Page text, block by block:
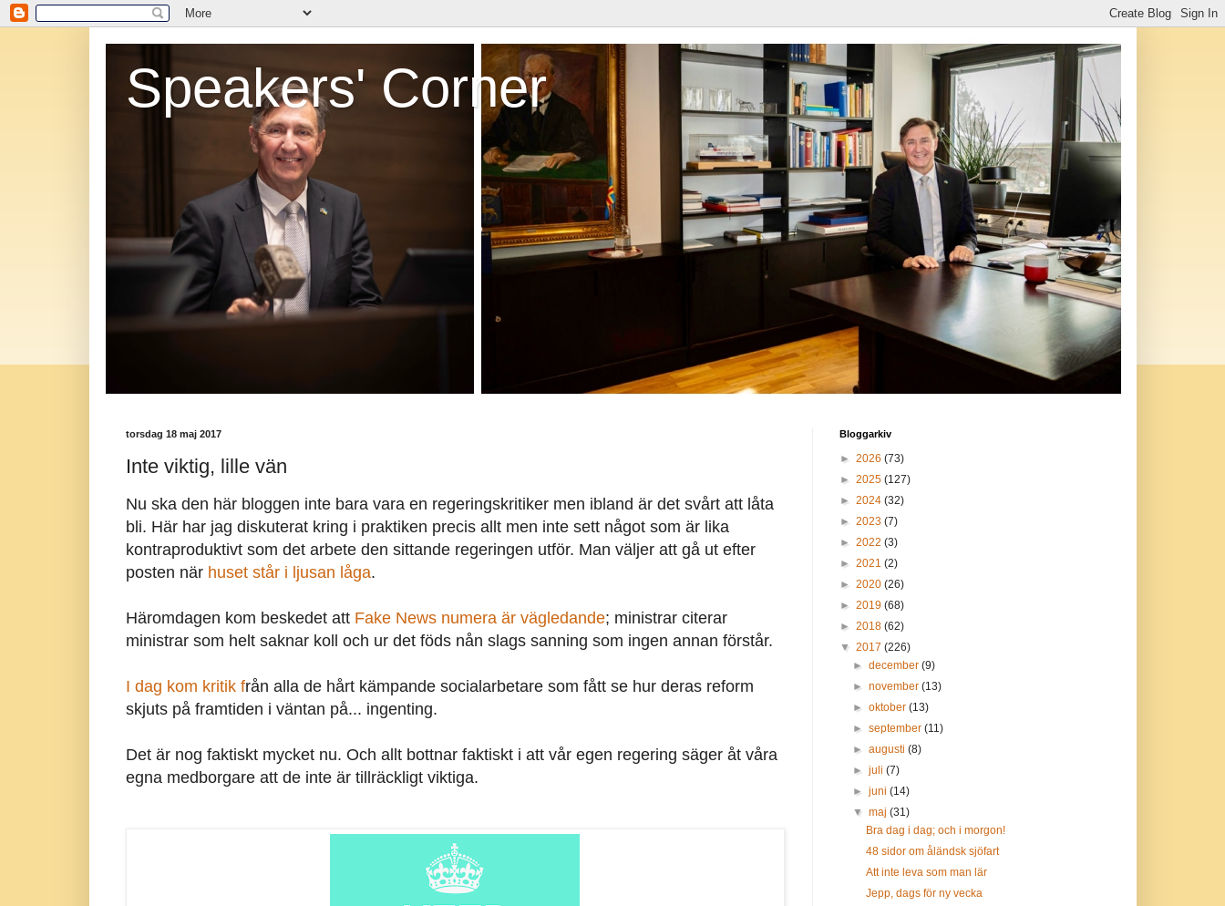
Speakers' Corner
torsdag 18 maj 2017
Inte viktig, lille vän
Nu ska den här bloggen inte bara vara en regeringskritiker men ibland är det svårt att låta
bli. Här har jag diskuterat kring i praktiken precis allt men inte sett något som är lika
kontraproduktivt som det arbete den sittande regeringen utför. Man väljer att gå ut efter
posten när huset står i ljusan låga.
Häromdagen kom beskedet att Fake News numera är vägledande; ministrar citerar
ministrar som helt saknar koll och ur det föds nån slags sanning som ingen annan förstår.
I dag kom kritik från alla de hårt kämpande socialarbetare som fått se hur deras reform
skjuts på framtiden i väntan på... ingenting.
Det är nog faktiskt mycket nu. Och allt bottnar faktiskt i att vår egen regering säger åt våra
egna medborgare att de inte är tillräckligt viktiga.
Bloggarkiv
► 2026 (73)
► 2025 (127)
► 2024 (32)
► 2023 (7)
► 2022 (3)
► 2021 (2)
► 2020 (26)
► 2019 (68)
► 2018 (62)
▼ 2017 (226)
► december (9)
► november (13)
► oktober (13)
► september (11)
► augusti (8)
► juli (7)
► juni (14)
▼ maj (31)
Bra dag i dag; och i morgon!
48 sidor om åländsk sjöfart
Att inte leva som man lär
Jepp, dags för ny vecka